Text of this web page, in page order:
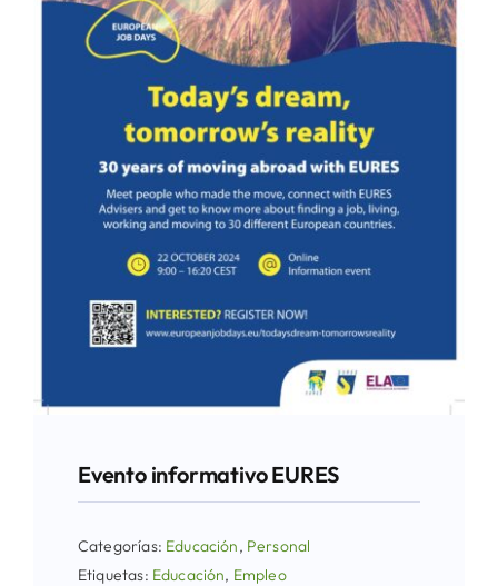
Evento informativo EURES
Categorías: Educación, Personal
Etiquetas: Educación, Empleo